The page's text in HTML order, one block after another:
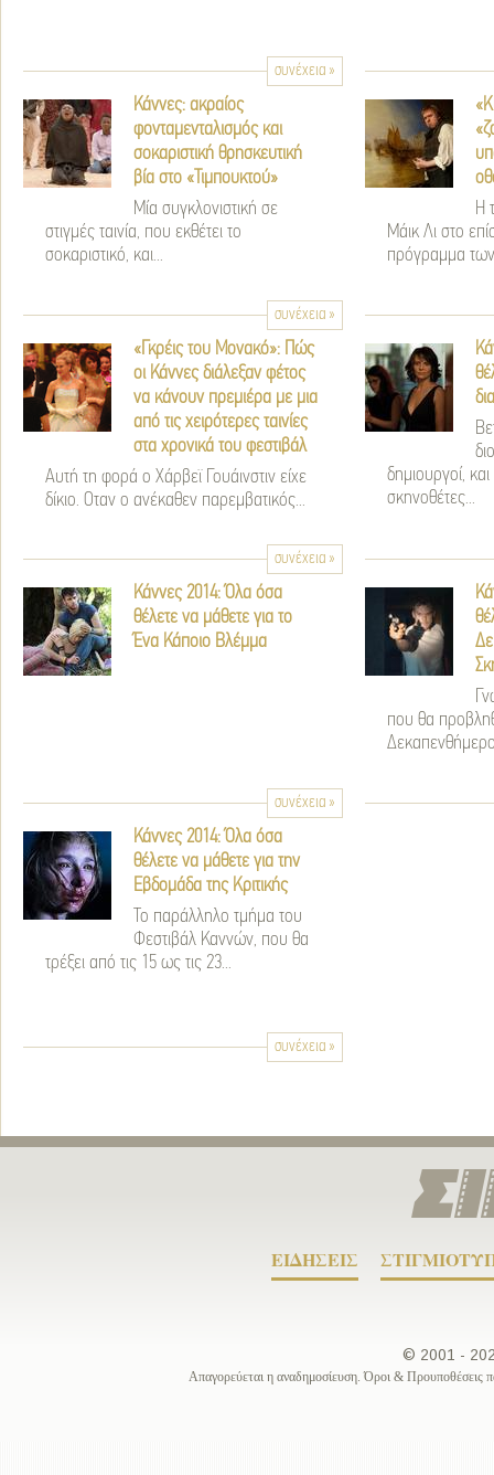
συνέχεια »
Κάννες: ακραίος
φονταμενταλισμός και
σοκαριστική θρησκευτική
βία στο «Τιμπουκτού»
Μία συγκλονιστική σε
στιγμές ταινία, που εκθέτει το
σοκαριστικό, και...
συνέχεια »
Η
Μάικ Λι στο
πρόγραμμα
«Γκρέις του Μονακό»: Πώς
οι Κάννες διάλεξαν φέτος
να κάνουν πρεμιέρα με μια
από τις χειρότερες ταινίες
στα χρονικά του φεστιβάλ
Αυτή τη φορά ο Χάρβεϊ Γουάινστιν είχε
δίκιο. Οταν ο ανέκαθεν παρεμβατικός...
συνέχεια »
δημιουργοί,
σκηνοθέτες...
Κάννες 2014: Όλα όσα
θέλετε να μάθετε για το
Ένα Κάποιο Βλέμμα
συνέχεια »
που θα
Κάννες 2014: Όλα όσα
θέλετε να μάθετε για την
Εβδομάδα της Κριτικής
Το παράλληλο τμήμα του
Φεστιβάλ Καννών, που θα
τρέξει από τις 15 ως τις 23...
συνέχεια »
ΕΙΔΗΣΕΙΣ
© 2001 -
Απαγορεύεται η αναδημοσίευση. Όροι & Προυποθέσεις